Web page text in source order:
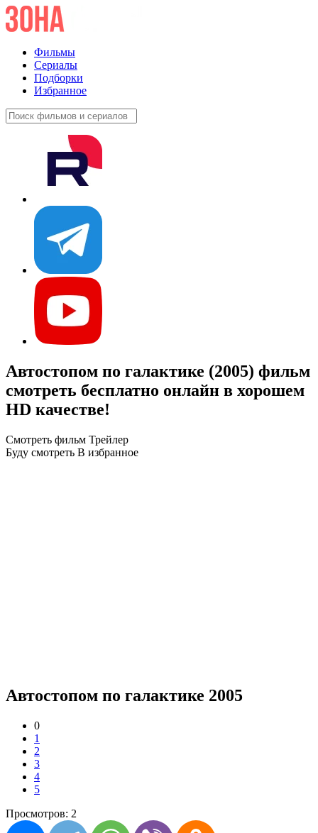
Фильмы
Сериалы
Подборки
Избранное
Автостопом по галактике (2005) фильм
смотреть бесплатно онлайн в хорошем
HD качестве!
Смотреть фильм Трейлер
Буду смотреть В избранное
Автостопом по галактике 2005
0
1
2
3
4
5
Просмотров: 2